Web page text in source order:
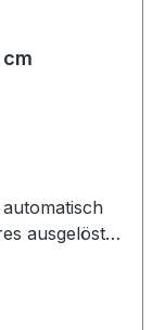
ausgelöst -